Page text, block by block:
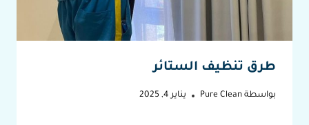
طرق تنظيف الستائر
بواسطة Pure Clean يناير 4, 2025